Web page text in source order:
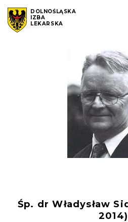
DOLNOŚLĄSKA
IZBA
LEKARSKA
Śp. dr Władysław
2014)